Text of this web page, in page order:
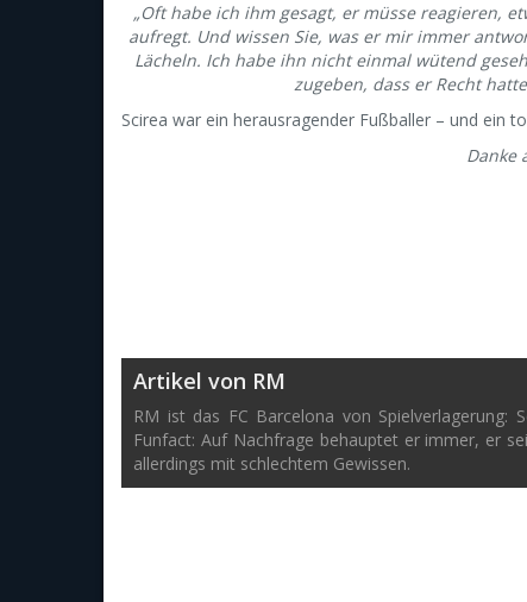
„Oft habe ich ihm gesagt, er müsse reagieren,
aufregt. Und wissen Sie, was er mir immer
Lächeln. Ich habe ihn nicht einmal wütend
zugeben, dass er Recht
Scirea war ein herausragender Fußballer – und ein
Danke
Artikel von RM
RM ist das FC Barcelona von
Funfact: Auf Nachfrage behauptet er immer, er
allerdings mit schlechtem Gewissen.